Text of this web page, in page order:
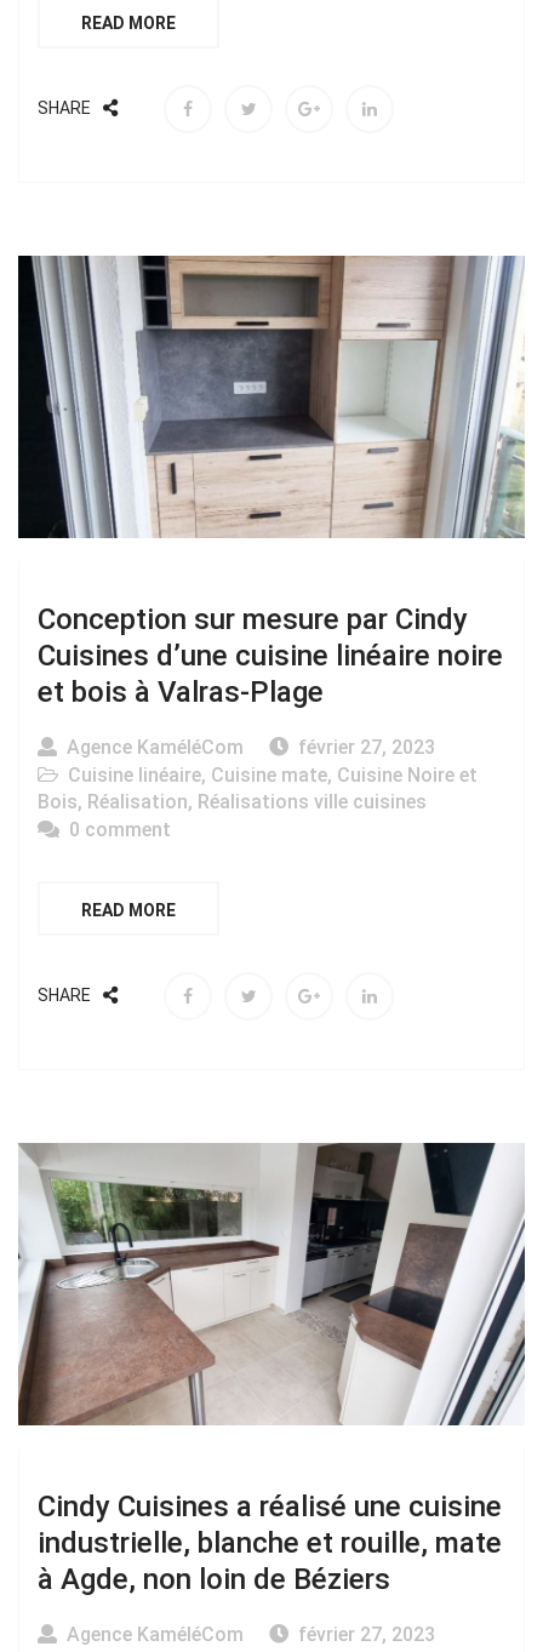
READ MORE
SHARE
Conception sur mesure par Cindy
Cuisines d’une cuisine linéaire noire
et bois à Valras-Plage
Agence KaméléCom
février 27, 2023
Cuisine linéaire, Cuisine mate, Cuisine Noire et
Bois, Réalisation, Réalisations ville cuisines
0 comment
READ MORE
SHARE
Cindy Cuisines a réalisé une cuisine
industrielle, blanche et rouille, mate
à Agde, non loin de Béziers
Agence KaméléCom
février 27, 2023